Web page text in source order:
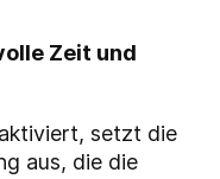
Zeit und
setzt die
aus, die die